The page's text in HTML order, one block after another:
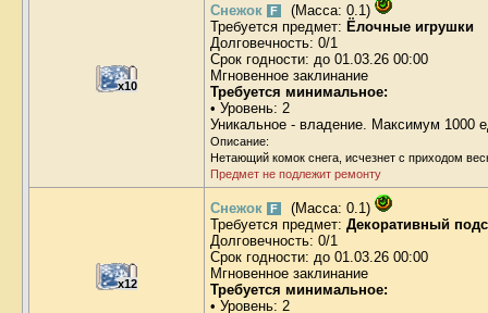
x10
Снежок F
(Масса: 0.1)
Требуется предмет: Ёлочные игрушки
Долговечность: 0/1
Срок годности: до 01.03.26 00:00
Мгновенное заклинание
Требуется минимальное:
• Уровень: 2
Уникальное - владение. Максимум 1000
Описание:
Нетающий комок снега, исчезнет с приходом
Предмет не подлежит ремонту
x12
Снежок F
(Масса: 0.1)
Требуется предмет: Декоративный
Долговечность: 0/1
Срок годности: до 01.03.26 00:00
Мгновенное заклинание
Требуется минимальное:
• Уровень: 2